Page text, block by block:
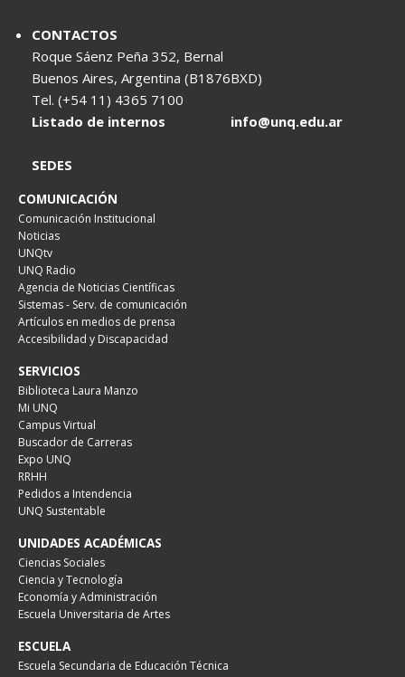
CONTACTOS
Roque Sáenz Peña 352, Bernal
Buenos Aires, Argentina (B1876BXD)
Tel. (+54 11) 4365 7100
Listado de internos
info@unq.edu.ar
SEDES
COMUNICACIÓN
Comunicación Institucional
Noticias
UNQtv
UNQ Radio
Agencia de Noticias Científicas
Sistemas - Serv. de comunicación
Artículos en medios de prensa
Accesibilidad y Discapacidad
SERVICIOS
Biblioteca Laura Manzo
Mi UNQ
Campus Virtual
Buscador de Carreras
Expo UNQ
RRHH
Pedidos a Intendencia
UNQ Sustentable
UNIDADES ACADÉMICAS
Ciencias Sociales
Ciencia y Tecnología
Economía y Administración
Escuela Universitaria de Artes
ESCUELA
Escuela Secundaria de Educación Técnica